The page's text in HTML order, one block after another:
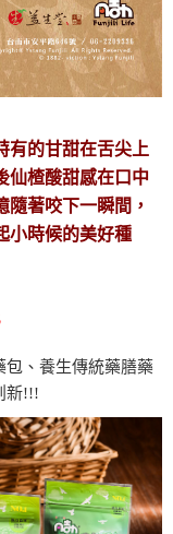
有的甘甜在舌尖上
仙楂酸甜感在口中
著咬下一瞬間，
小時候的美好種
包、養生傳統藥膳藥
新!!!